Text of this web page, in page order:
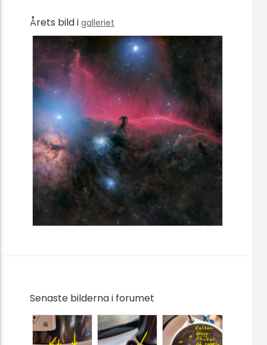
Årets bild i galleriet
Senaste bilderna i forumet